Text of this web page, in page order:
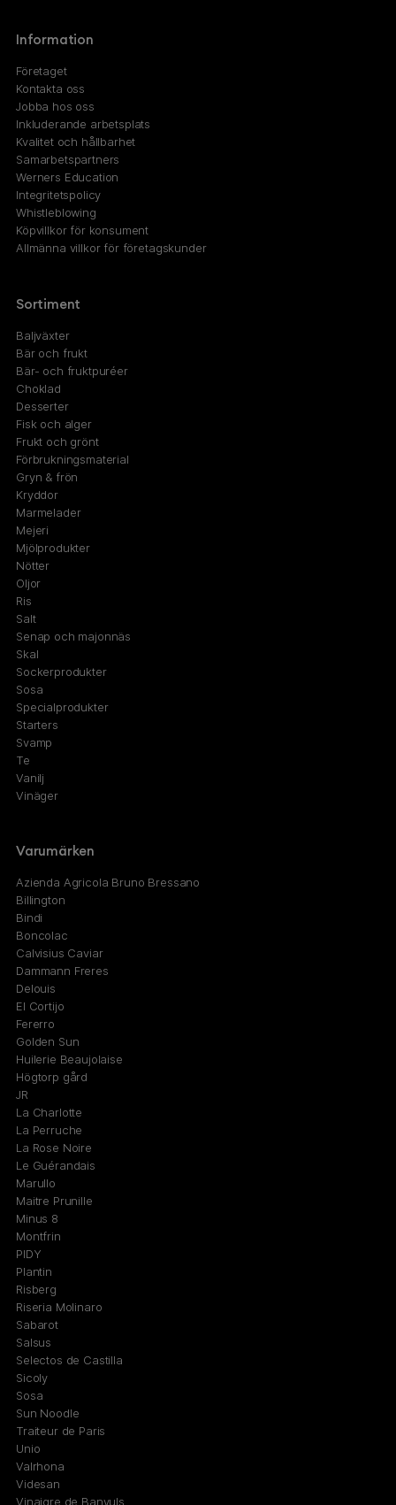
Information
Företaget
Kontakta oss
Jobba hos oss
Inkluderande arbetsplats
Kvalitet och hållbarhet
Samarbetspartners
Werners Education
Integritetspolicy
Whistleblowing
Köpvillkor för konsument
Allmänna villkor för företagskunder
Sortiment
Baljväxter
Bär och frukt
Bär- och fruktpuréer
Choklad
Desserter
Fisk och alger
Frukt och grönt
Förbrukningsmaterial
Gryn & frön
Kryddor
Marmelader
Mejeri
Mjölprodukter
Nötter
Oljor
Ris
Salt
Senap och majonnäs
Skal
Sockerprodukter
Sosa
Specialprodukter
Starters
Svamp
Te
Vanilj
Vinäger
Varumärken
Azienda Agricola Bruno Bressano
Billington
Bindi
Boncolac
Calvisius Caviar
Dammann Freres
Delouis
El Cortijo
Fererro
Golden Sun
Huilerie Beaujolaise
Högtorp gård
JR
La Charlotte
La Perruche
La Rose Noire
Le Guérandais
Marullo
Maitre Prunille
Minus 8
Montfrin
PIDY
Plantin
Risberg
Riseria Molinaro
Sabarot
Salsus
Selectos de Castilla
Sicoly
Sosa
Sun Noodle
Traiteur de Paris
Unio
Valrhona
Videsan
Vinaigre de Banyuls